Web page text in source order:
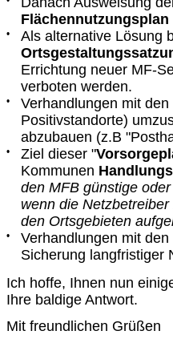
Flächennutzungsplan
•
Als alternative Lösung
Errichtung neuer MF-
verboten werden.
•
Verhandlungen mit
Positivstandorte)
abzubauen (z.B
• Ziel dieser "
Kommunen
den MFB günstige
wenn die
den Ortsgebieten
•
Verhandlungen mit
Sicherung langfristiger
Ich hoffe, Ihnen nun
Ihre baldige Antwort.
Mit freundlichen Grüßen